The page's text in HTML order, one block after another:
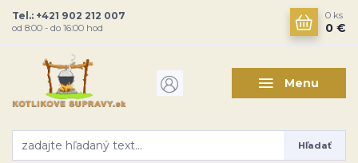
Menu
Hľadať
Tel.: +421 902 212 007
od 8:00 - do 16:00 hod
0 ks
0 €